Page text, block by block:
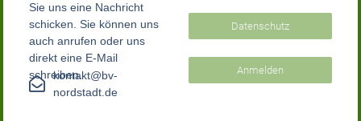
Sie uns eine Nachricht
schicken. Sie können uns
auch anrufen oder uns
direkt eine E-Mail
schreiben.
kontakt@bv-
nordstadt.de
Datenschutz
Anmelden